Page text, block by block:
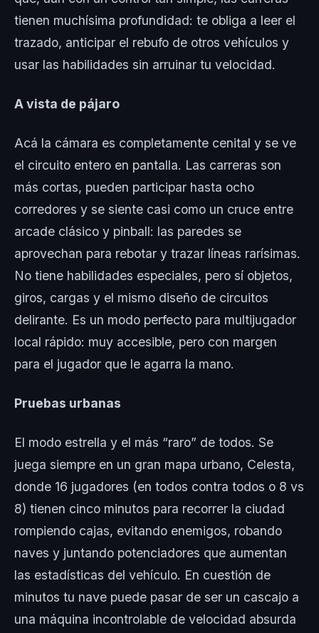
tienen muchísima profundidad: te obliga a leer el
trazado, anticipar el rebufo de otros vehículos y
usar las habilidades sin arruinar tu velocidad.
A vista de pájaro
Acá la cámara es completamente cenital y se ve
el circuito entero en pantalla. Las carreras son
más cortas, pueden participar hasta ocho
corredores y se siente casi como un cruce entre
arcade clásico y pinball: las paredes se
aprovechan para rebotar y trazar líneas rarísimas.
No tiene habilidades especiales, pero sí objetos,
giros, cargas y el mismo diseño de circuitos
delirante. Es un modo perfecto para multijugador
local rápido: muy accesible, pero con margen
para el jugador que le agarra la mano.
Pruebas urbanas
El modo estrella y el más “raro” de todos. Se
juega siempre en un gran mapa urbano, Celesta,
donde 16 jugadores (en todos contra todos o 8 vs
8) tienen cinco minutos para recorrer la ciudad
rompiendo cajas, evitando enemigos, robando
naves y juntando potenciadores que aumentan
las estadísticas del vehículo. En cuestión de
minutos tu nave puede pasar de ser un cascajo a
una máquina incontrolable de velocidad absurda